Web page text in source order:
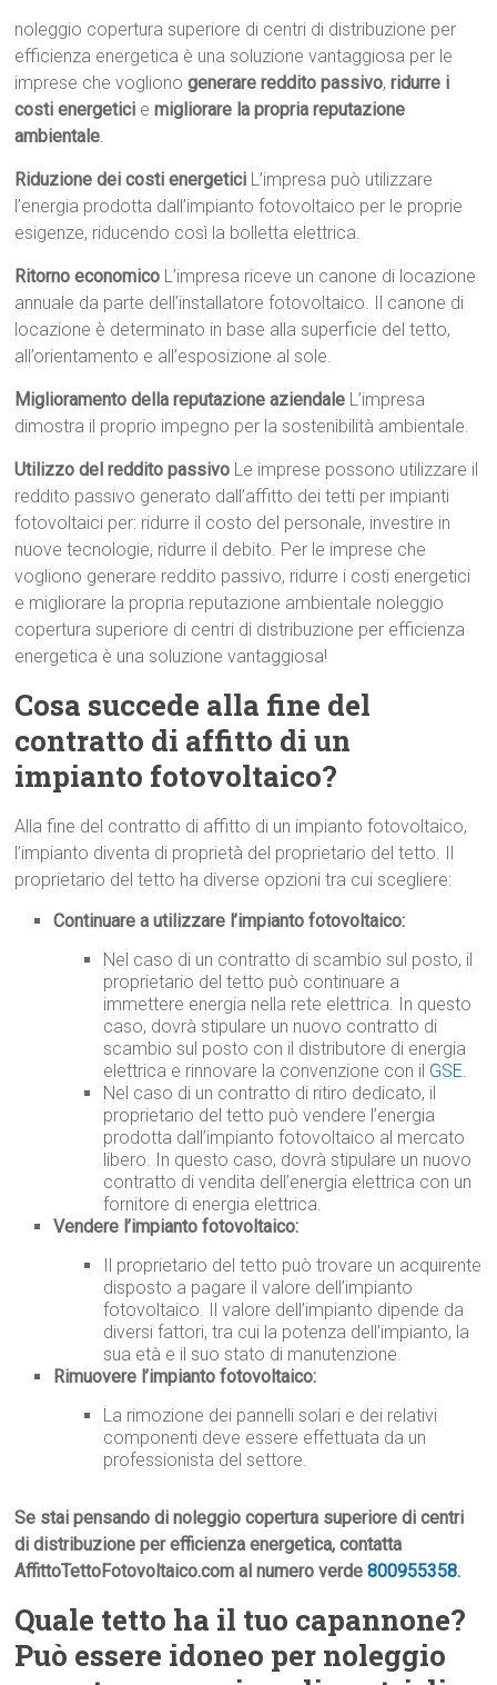
noleggio copertura superiore di centri di distribuzione per
efficienza energetica è una soluzione vantaggiosa per le
imprese che voglionogenerare reddito passivo,ridurre i
costi energetici emigliorare la propria reputazione
ambientale.
Riduzione dei costi energetici L’impresa può utilizzare
l’energia prodotta dall’impianto fotovoltaico per le proprie
esigenze, riducendo così la bolletta elettrica.
Ritorno economico L’impresa riceve un canone di locazione
annuale da parte dell’installatore fotovoltaico. Il canone di
locazione è determinato in base alla superficie del tetto,
all’orientamento e all’esposizione al sole.
Miglioramento della reputazione aziendale L’impresa
dimostra il proprio impegno per la sostenibilità ambientale.
Utilizzo del reddito passivo Le imprese possono utilizzare il
reddito passivo generato dall’affitto dei tetti per impianti
fotovoltaici per: ridurre il costo del personale, investire in
nuove tecnologie, ridurre il debito. Per le imprese che
vogliono generare reddito passivo, ridurre i costi energetici
e migliorare la propria reputazione ambientale noleggio
copertura superiore di centri di distribuzione per efficienza
energetica è una soluzione vantaggiosa!
Cosa succede alla fine del
contratto di affitto di un
impianto fotovoltaico?
Alla fine del contratto di affitto di un impianto fotovoltaico,
l’impianto diventa di proprietà del proprietario del tetto. Il
proprietario del tetto ha diverse opzioni tra cui scegliere:
Continuare a utilizzare l’impianto fotovoltaico:
Nel caso di un contratto di scambio sul posto, il
proprietario del tetto può continuare a
immettere energia nella rete elettrica. In questo
caso, dovrà stipulare un nuovo contratto di
scambio sul posto con il distributore di energia
elettrica e rinnovare la convenzione con il GSE.
Nel caso di un contratto di ritiro dedicato, il
proprietario del tetto può vendere l’energia
prodotta dall’impianto fotovoltaico al mercato
libero. In questo caso, dovrà stipulare un nuovo
contratto di vendita dell’energia elettrica con un
fornitore di energia elettrica.
Vendere l’impianto fotovoltaico:
Il proprietario del tetto può trovare un acquirente
disposto a pagare il valore dell’impianto
fotovoltaico. Il valore dell’impianto dipende da
diversi fattori, tra cui la potenza dell’impianto, la
sua età e il suo stato di manutenzione.
Rimuovere l’impianto fotovoltaico:
La rimozione dei pannelli solari e dei relativi
componenti deve essere effettuata da un
professionista del settore.
Se stai pensando di noleggio copertura superiore di centri
di distribuzione per efficienza energetica, contatta
AffittoTettoFotovoltaico.com al numero verde800955358.
Quale tetto ha il tuo capannone?
Può essere idoneo per noleggio